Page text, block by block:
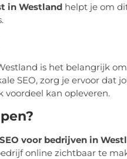
in Westland helpt je om
is het belangrijk
SEO, zorg je ervoor dat
voordeel kan opleveren.
SEO voor bedrijven in
online zichtbaar te